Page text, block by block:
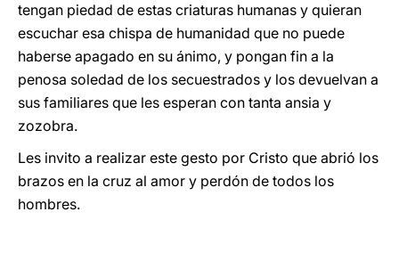
tengan piedad de estas criaturas humanas y quieran
escuchar esa chispa de humanidad que no puede
haberse apagado en su ánimo, y pongan fin a la
penosa soledad de los secuestrados y los devuelvan a
sus familiares que les esperan con tanta ansia y
zozobra.
Les invito a realizar este gesto por Cristo que abrió los
brazos en la cruz al amor y perdón de todos los
hombres.